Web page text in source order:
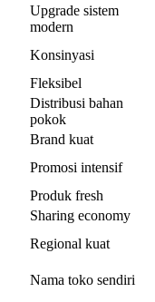
Upgrade sistem
modern
Konsinyasi
Fleksibel
Distribusi bahan
pokok
Brand kuat
Promosi intensif
Produk fresh
Sharing economy
Regional kuat
Nama toko sendiri